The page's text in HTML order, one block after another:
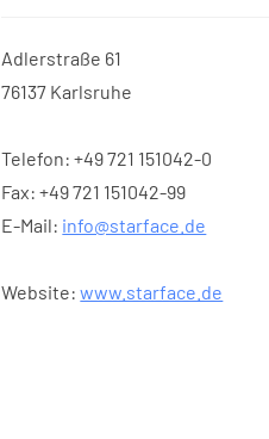
Adlerstraße 61
76137 Karlsruhe
Telefon: +49 721 151042-0
Fax: +49 721 151042-99
E-Mail: info@starface.de
Website:www.starface.de